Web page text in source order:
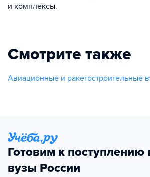
и комплексы.
Смотрите также
Авиационные и ракетостроительные
Готовим к поступлению
вузы России